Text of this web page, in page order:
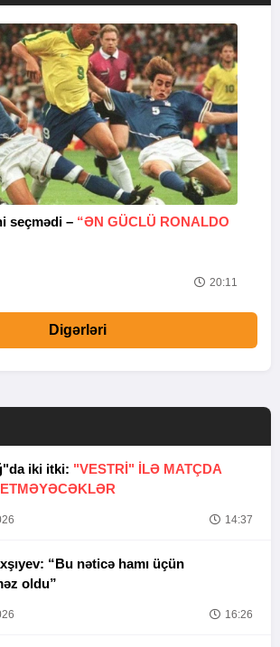
seçmədi – “ƏN GÜCLÜ RONALDO
20:11
Digərləri
iki itki: "VESTRİ" İLƏ MATÇDA
14:37
“Bu nəticə hamı üçün
oldu”
16:26